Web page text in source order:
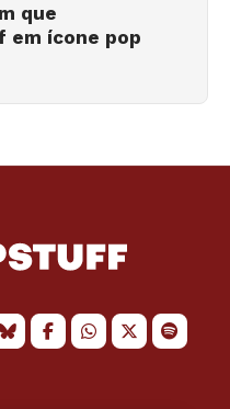
que
em ícone pop